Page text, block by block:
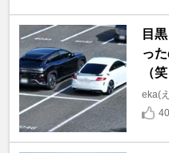
目
っ
（笑
eka(
40